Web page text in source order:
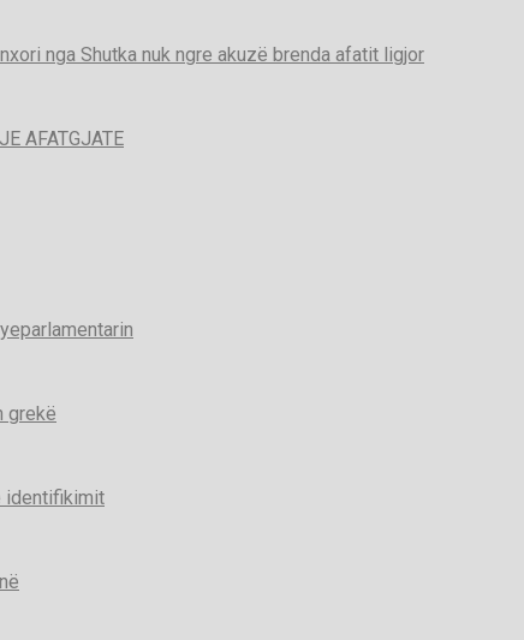
nga Shutka nuk ngre akuzë brenda afatit ligjor
AFATGJATE
grekë
identifikimit